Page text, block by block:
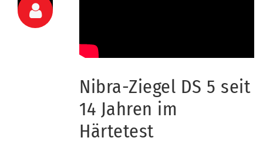
Nibra-Ziegel DS 5 seit
14 Jahren im
Härtetest